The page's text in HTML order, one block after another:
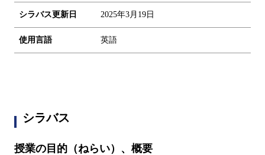
シラバス更新日 2025年3月19日
使用言語 英語
シラバス
授業の目的（ねらい）、概要